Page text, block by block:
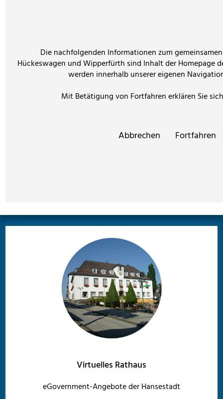
Die nachfolgenden Informationen zum
Hückeswagen und Wipperfürth sind Inhalt der Homepage
werden innerhalb unserer eigenen
Mit Betätigung von Fortfahren erklären Sie
Abbrechen Fortfahren
Virtuelles Rathaus
eGovernment-Angebote der Hansestadt